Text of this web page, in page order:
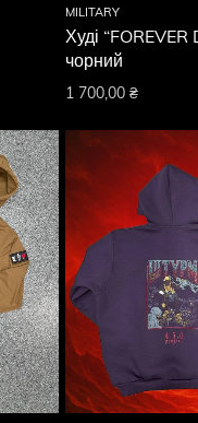
MILITARY
Худі
чорний
1 700,00₴